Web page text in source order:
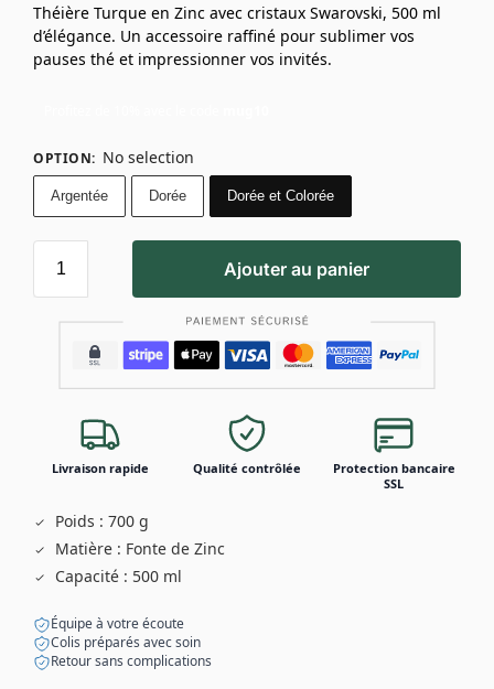
Théière Turque en Zinc avec cristaux Swarovski, 500 ml
d’élégance. Un accessoire raffiné pour sublimer vos
pauses thé et impressionner vos invités.
OPTION: No selection
Argentée Dorée Dorée et Colorée
Ajouter au panier
Livraison rapide Qualité contrôlée
Protection bancaire
SSL
Poids : 700 g
Matière : Fonte de Zinc
Capacité : 500 ml
Équipe à votre écoute
Colis préparés avec soin
Retour sans complications